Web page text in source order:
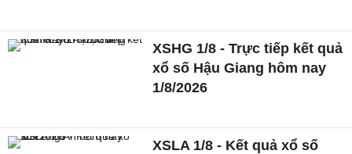
XSHG 1/8 - Trực tiếp kết quả
xổ số Hậu Giang hôm nay
1/8/2026
XSLA 1/8 - Kết quả xổ số